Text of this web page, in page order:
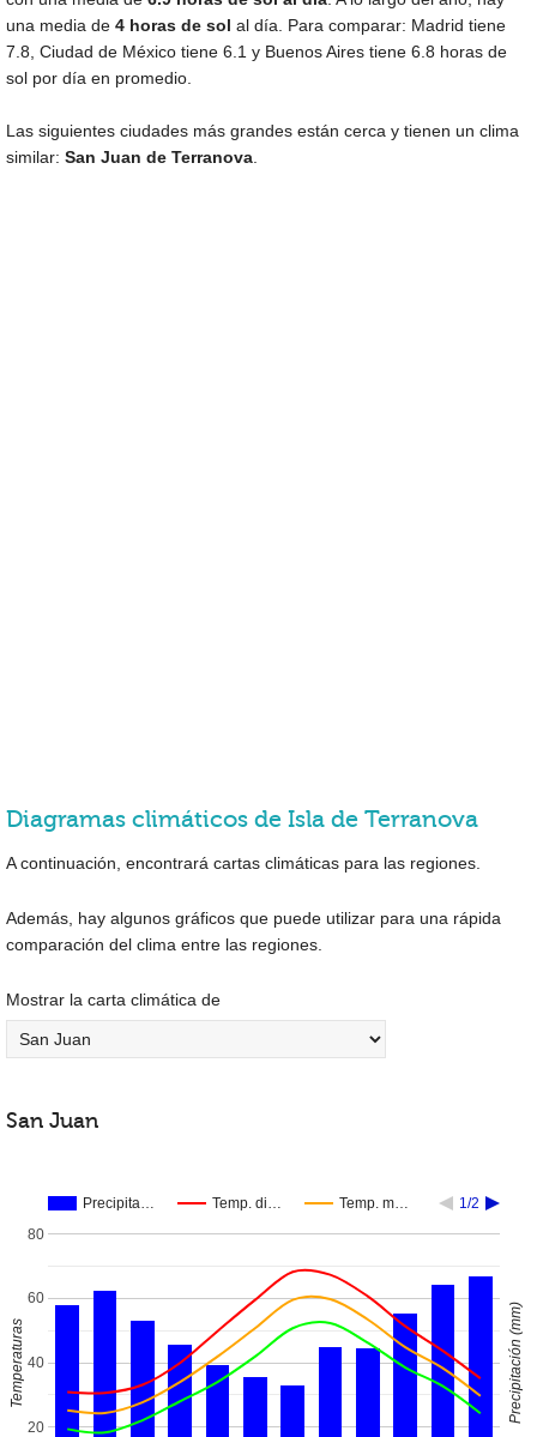
una media de 4 horas de sol al día. Para comparar: Madrid tiene
7.8, Ciudad de México tiene 6.1 y Buenos Aires tiene 6.8 horas de
sol por día en promedio.
Las siguientes ciudades más grandes están cerca y tienen un clima
similar: San Juan de Terranova
Diagramas climáticos de Isla de Terranova
A continuación, encontrará cartas climáticas para las regiones.
Además, hay algunos gráficos que puede utilizar para una rápida
comparación del clima entre las regiones.
Mostrar la carta climática de
San Juan
Precipita… Temp. di… Temp. m… 1/2
20
40
60
80
Temperaturas Precipitación (mm)